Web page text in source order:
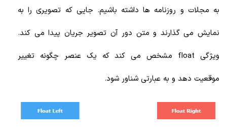
به مجلات و روزنامه ها داشته باشیم. جایی که تصویری را به
نمایش می گذارند و متن دور آن تصویر جریان پیدا می کند.
ویژگی float مشخص می کند که یک عنصر چگونه تغییر
موقعیت دهد و به عبارتی شناور شود.